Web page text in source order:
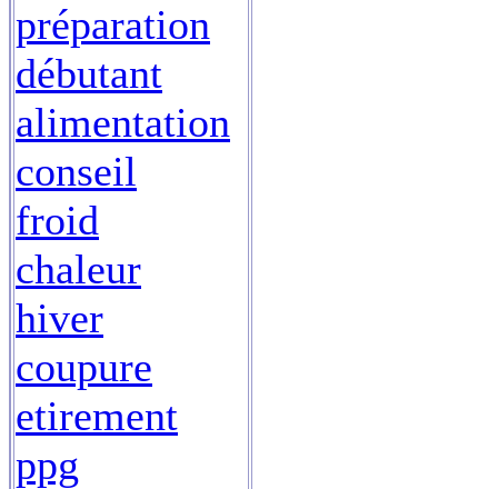
préparation
débutant
alimentation
conseil
froid
chaleur
hiver
coupure
etirement
ppg